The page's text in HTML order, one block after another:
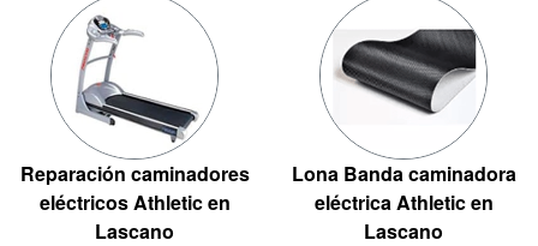
Reparación caminadores
eléctricos Athletic en
Lascano
Lona Banda caminadora
eléctrica Athletic en
Lascano